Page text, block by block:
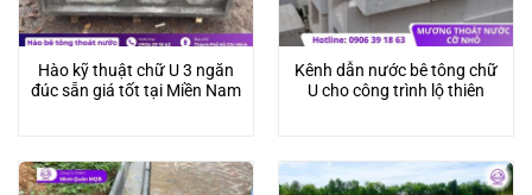
Hào kỹ thuật chữ U 3 ngăn
đúc sẵn giá tốt tại Miền Nam
Kênh dẫn nước bê tông chữ
U cho công trình lộ thiên